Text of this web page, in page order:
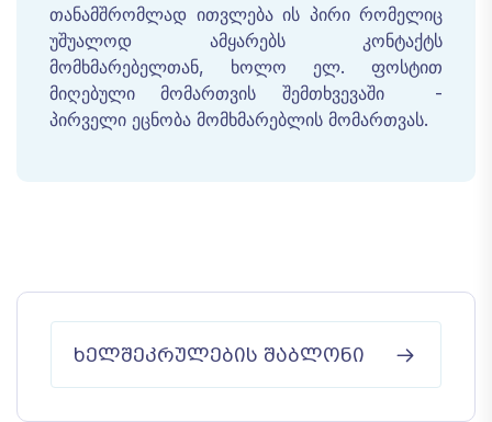
თანამშრომლად ითვლება ის პირი რომელიც
უშუალოდ ამყარებს კონტაქტს
მომხმარებელთან, ხოლო ელ. ფოსტით
მიღებული მომართვის შემთხვევაში -
პირველი ეცნობა მომხმარებლის მომართვას.
ᲮᲔᲚᲨᲔᲙᲠᲣᲚᲔᲑᲘᲡ ᲨᲐᲑᲚᲝᲜᲘ